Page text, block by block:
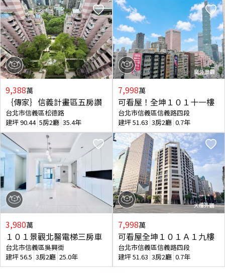
9,388萬
｛傳家｝信義計畫區五房讚
台北市信義區松德路
建坪90.44 5房2廳 35.4年
3,980萬
１０１景觀北醫電梯三房車
台北市信義區吳興街
建坪56.5 3房2廳 25.0年
7,998萬
可看屋！全坤１０１十一樓
台北市信義區信義路四段
建坪51.63 3房2廳 0.7年
7,998萬
可看屋全坤１０１Ａ１九樓
台北市信義區信義路四段
建坪51.63 3房2廳 0.7年